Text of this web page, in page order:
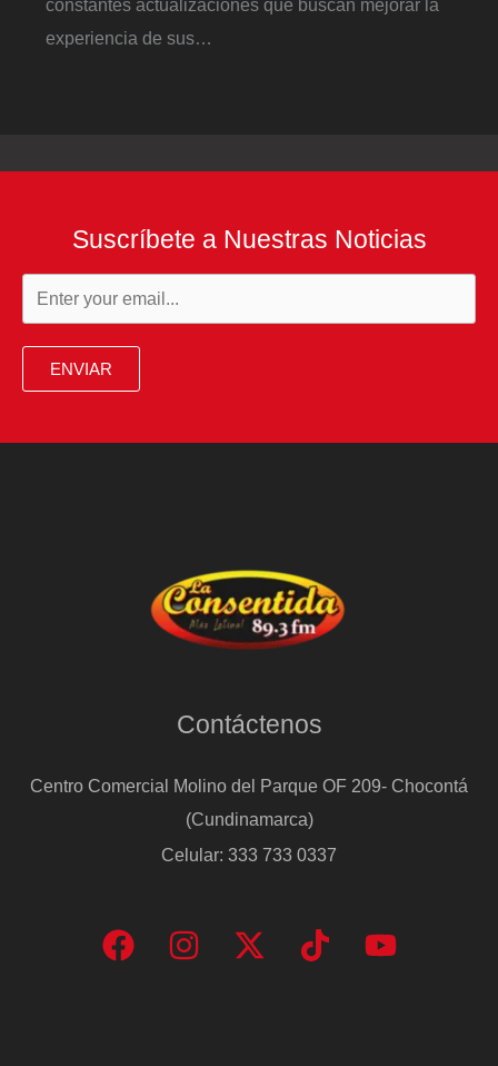
constantes actualizaciones que buscan mejorar la
experiencia de sus…
Suscríbete a Nuestras Noticias
ENVIAR
Contáctenos
Centro Comercial Molino del Parque OF 209- Chocontá
(Cundinamarca)
Celular: 333 733 0337